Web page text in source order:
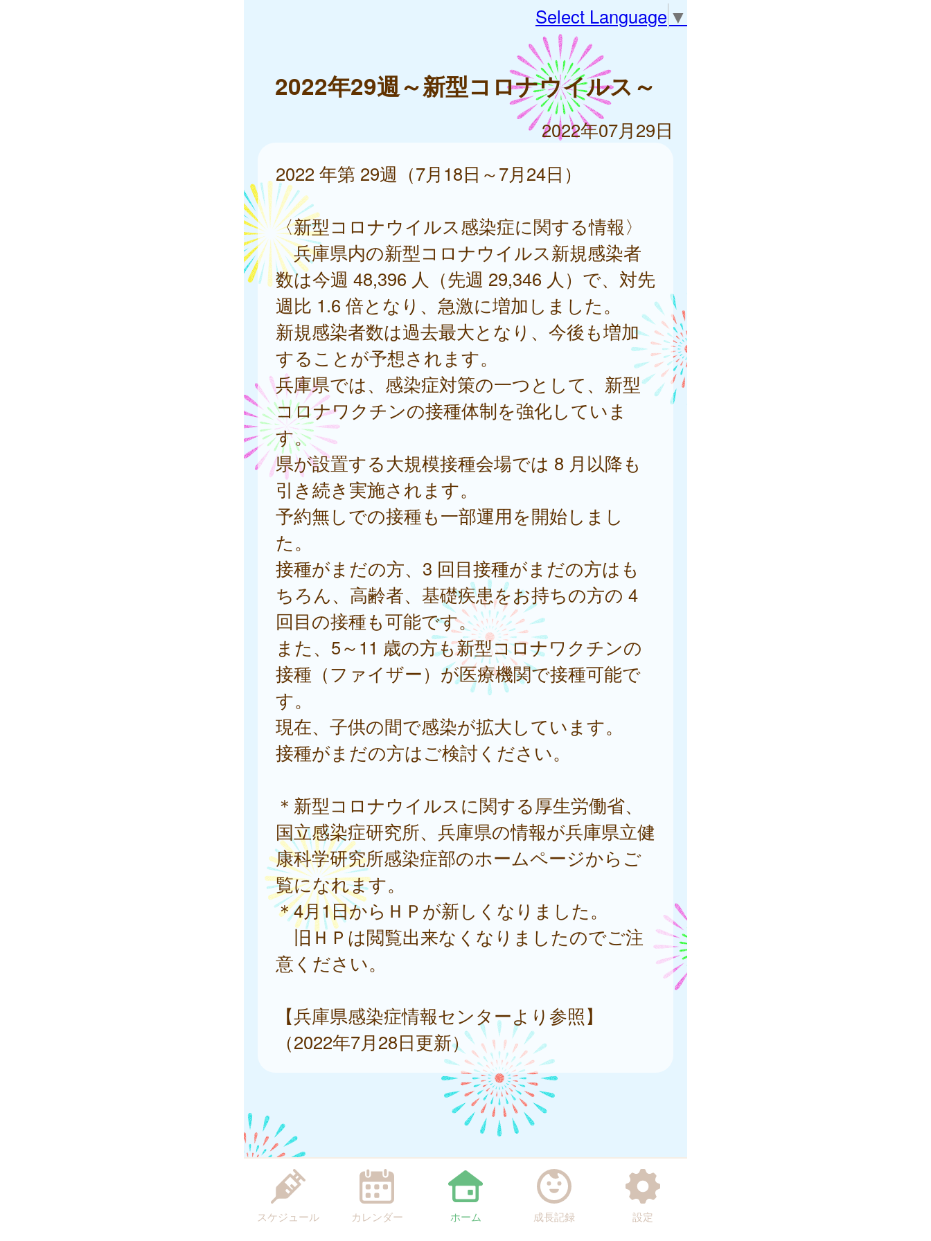
Select Language ▼
2022年29週～新型コロナウイルス～
2022年07月29日
2022 年第 29週（7月18日～7月24日）
〈新型コロナウイルス感染症に関する情報〉
兵庫県内の新型コロナウイルス新規感染者
数は今週 48,396 人（先週 29,346 人）で、対先
週比 1.6 倍となり、急激に増加しました。
新規感染者数は過去最大となり、今後も増加
することが予想されます。
兵庫県では、感染症対策の一つとして、新型
コロナワクチンの接種体制を強化していま
す。
県が設置する大規模接種会場では 8 月以降も
引き続き実施されます。
予約無しでの接種も一部運用を開始しまし
た。
接種がまだの方、3 回目接種がまだの方はも
ちろん、高齢者、基礎疾患をお持ちの方の 4
回目の接種も可能です。
また、5～11 歳の方も新型コロナワクチンの
接種（ファイザー）が医療機関で接種可能で
す。
現在、子供の間で感染が拡大しています。
接種がまだの方はご検討ください。
＊新型コロナウイルスに関する厚生労働省、
国立感染症研究所、兵庫県の情報が兵庫県立健
康科学研究所感染症部のホームページからご
覧になれます。
＊4月1日からＨＰが新しくなりました。
旧ＨＰは閲覧出来なくなりましたのでご注
意ください。
【兵庫県感染症情報センターより参照】
（2022年7月28日更新）
スケジュール カレンダー ホーム 成長記録 設定